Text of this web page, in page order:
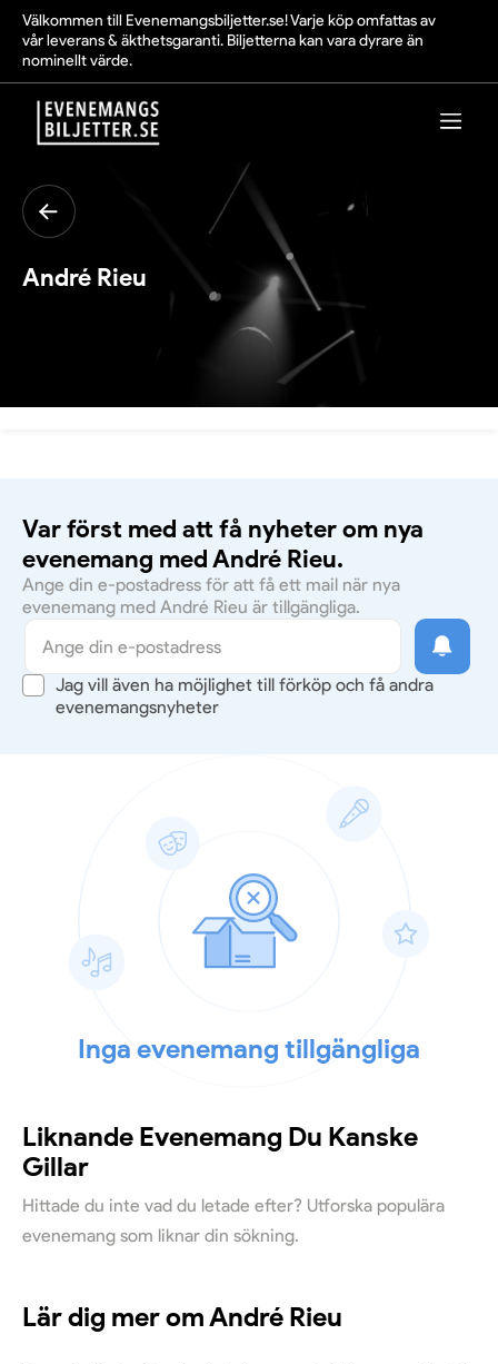
Välkommen till Evenemangsbiljetter.se! Varje köp omfattas av
vår leverans & äkthetsgaranti. Biljetterna kan vara dyrare än
nominellt värde.
André Rieu
Var först med att få nyheter om nya
evenemang med André Rieu.
Ange din e-postadress för att få ett mail när nya
evenemang med André Rieu är tillgängliga.
Jag vill även ha möjlighet till förköp och få andra
evenemangsnyheter
Inga evenemang tillgängliga
Liknande Evenemang Du Kanske
Gillar
Hittade du inte vad du letade efter? Utforska populära
evenemang som liknar din sökning.
Lär dig mer om André Rieu